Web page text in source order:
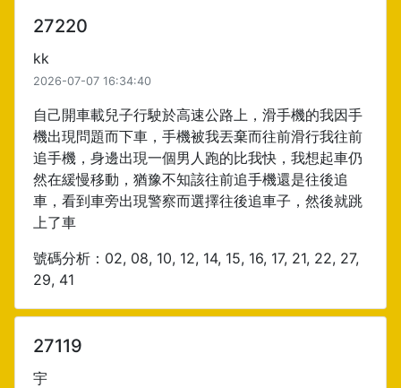
27220
kk
2026-07-07 16:34:40
自己開車載兒子行駛於高速公路上，滑手機的我因手
機出現問題而下車，手機被我丟棄而往前滑行我往前
追手機，身邊出現一個男人跑的比我快，我想起車仍
然在緩慢移動，猶豫不知該往前追手機還是往後追
車，看到車旁出現警察而選擇往後追車子，然後就跳
上了車
號碼分析：02, 08, 10, 12, 14, 15, 16, 17, 21, 22, 27,
29, 41
27119
宇